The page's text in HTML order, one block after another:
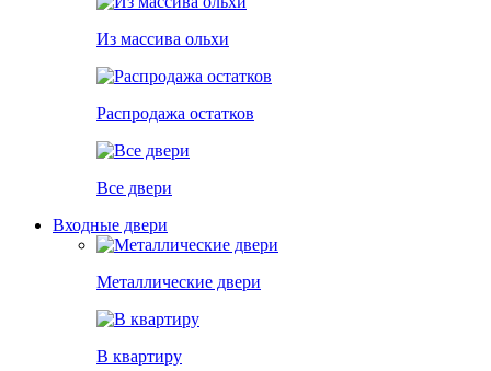
Из массива ольхи
Распродажа остатков
Все двери
Входные двери
Металлические двери
В квартиру